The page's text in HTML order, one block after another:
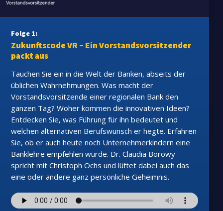
Folge 1:
Zukunftscode VR – Ein Vorstandsvorsitzender
packt aus
Tauchen Sie ein in die Welt der Banken, abseits der
üblichen Wahrnehmungen. Was macht der
Vorstandsvorsitzende einer regionalen Bank den
ganzen Tag? Woher kommen die innovativen Ideen?
Entdecken Sie, was Führung für ihn bedeutet und
welchen alternativen Berufswunsch er hegte. Erfahren
Sie, ob er auch heute noch Unternehmerkindern eine
Banklehre empfehlen würde. Dr. Claudia Borowy
spricht mit Christoph Ochs und lüftet dabei auch das
eine oder andere ganz persönliche Geheimnis.